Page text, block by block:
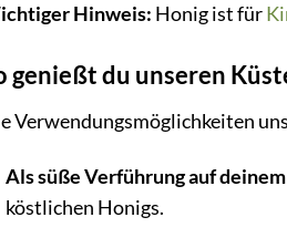
Hinweis: Honig ist für
genießt du unseren
Verwendungsmöglichkeiten
Als süße Verführung auf
köstlichen Honigs.